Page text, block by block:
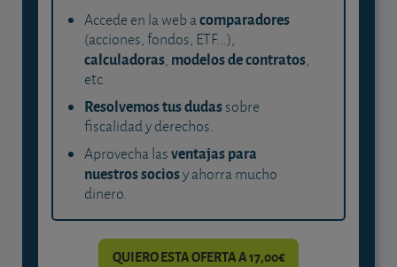
Accede en la web acomparadores
(acciones, fondos, ETF...),
calculadoras, modelos de contratos,
etc.
Resolvemos tus dudassobre
fiscalidad y derechos.
Aprovecha lasventajas para
nuestros sociosy ahorra mucho
dinero.
QUIERO ESTA OFERTA A 17,00€